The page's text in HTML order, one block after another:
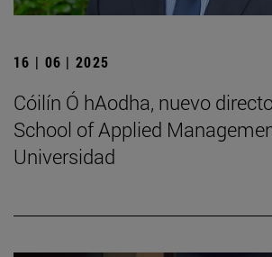
16 | 06 | 2025
Cóilín Ó hAodha, nuevo
School of Applied
Universidad